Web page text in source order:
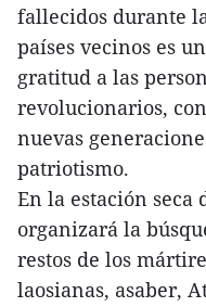
fallecidos durante
países vecinos es
gratitud a las
revolucionarios,
nuevas
patriotismo.
En la estación seca
organizará la
restos de los
laosianas, asaber,